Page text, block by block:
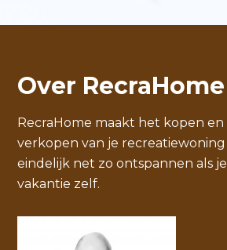
Over RecraHome
RecraHome maakt het kopen en
verkopen van je recreatiewoning
eindelijk net zo ontspannen als je
vakantie zelf.